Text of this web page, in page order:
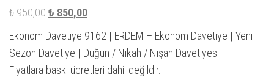
₺950,00Orijinal
fiyat:
₺ 950,00.
₺ 850,00Şu
andaki
fiyat:
₺ 850,00.
Ekonom Davetiye 9162 | ERDEM – Ekonom Davetiye | Yeni
Sezon Davetiye | Düğün / Nikah / Nişan Davetiyesi
Fiyatlara baskı ücretleri dahil değildir.